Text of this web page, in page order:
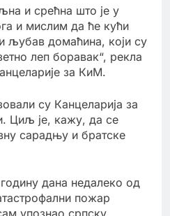
и срећна што је у
и мислим да ће кући
љубав домаћина, који су
леп боравак“, рекла
за КиМ.
су Канцеларија за
Циљ је, кажу, да се
сарадњу и братске
годину дана недалеко од
пожар
упознао српску